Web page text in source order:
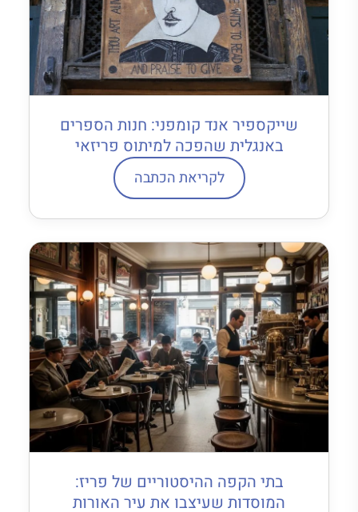
שייקספיר אנד קומפני: חנות הספרים
באנגלית שהפכה למיתוס פריזאי
לקריאת הכתבה
בתי הקפה ההיסטוריים של פריז:
המוסדות שעיצבו את עיר האורות